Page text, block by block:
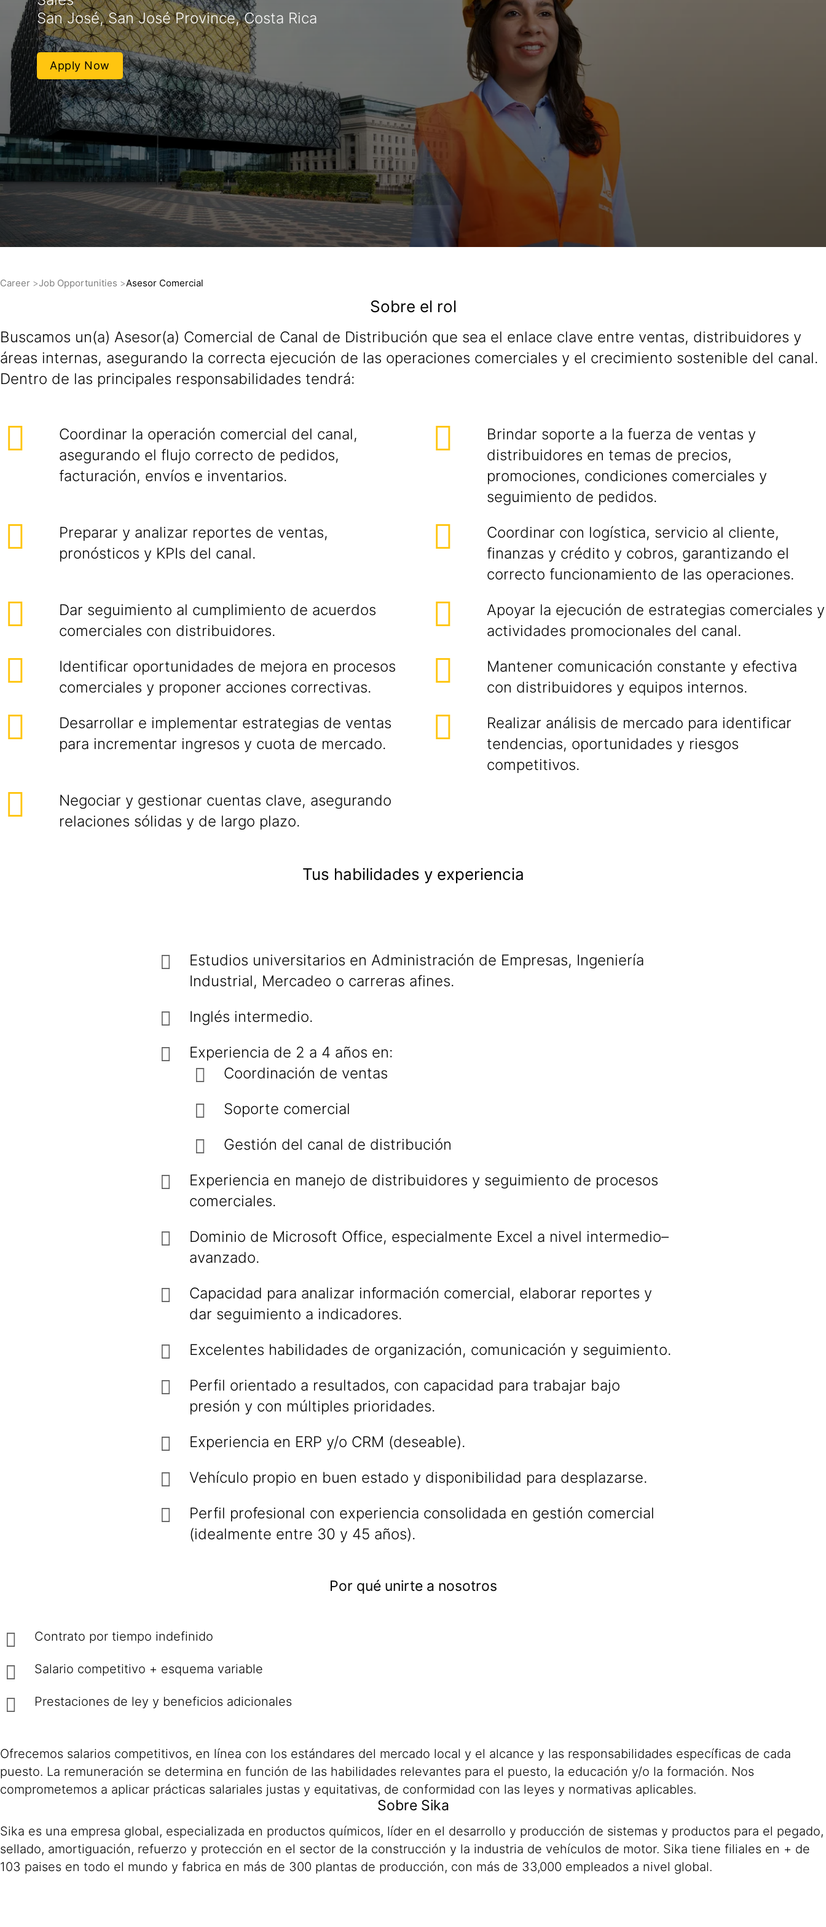
San José, San José Province, Costa Rica
Apply Now
Career Job Opportunities Asesor Comercial
Sobre el rol
Buscamos un(a) Asesor(a) Comercial de Canal de Distribución que sea el enlace clave entre ventas, distribuidores y
áreas internas, asegurando la correcta ejecución de las operaciones comerciales y el crecimiento sostenible del canal.
Dentro de las principales responsabilidades tendrá:
Coordinar la operación comercial del canal,
asegurando el flujo correcto de pedidos,
facturación, envíos e inventarios.
Brindar soporte a la fuerza de ventas y
distribuidores en temas de precios,
promociones, condiciones comerciales y
seguimiento de pedidos.
Preparar y analizar reportes de ventas,
pronósticos y KPIs del canal.
Coordinar con logística, servicio al cliente,
finanzas y crédito y cobros, garantizando el
correcto funcionamiento de las operaciones.
Dar seguimiento al cumplimiento de acuerdos
comerciales con distribuidores.
Apoyar la ejecución de estrategias comerciales y
actividades promocionales del canal.
Identificar oportunidades de mejora en procesos
comerciales y proponer acciones correctivas.
Mantener comunicación constante y efectiva
con distribuidores y equipos internos.
Desarrollar e implementar estrategias de ventas
para incrementar ingresos y cuota de mercado.
Realizar análisis de mercado para identificar
tendencias, oportunidades y riesgos
competitivos.
Negociar y gestionar cuentas clave, asegurando
relaciones sólidas y de largo plazo.
Tus habilidades y experiencia
Estudios universitarios en Administración de Empresas, Ingeniería
Industrial, Mercadeo o carreras afines.
Inglés intermedio.
Experiencia de 2 a 4 años en:
Coordinación de ventas
Soporte comercial
Gestión del canal de distribución
Experiencia en manejo de distribuidores y seguimiento de procesos
comerciales.
Dominio de Microsoft Office, especialmente Excel a nivel intermedio–
avanzado.
Capacidad para analizar información comercial, elaborar reportes y
dar seguimiento a indicadores.
Excelentes habilidades de organización, comunicación y seguimiento.
Perfil orientado a resultados, con capacidad para trabajar bajo
presión y con múltiples prioridades.
Experiencia en ERP y/o CRM (deseable).
Vehículo propio en buen estado y disponibilidad para desplazarse.
Perfil profesional con experiencia consolidada en gestión comercial
(idealmente entre 30 y 45 años).
Por qué unirte a nosotros
Contrato por tiempo indefinido
Salario competitivo + esquema variable
Prestaciones de ley y beneficios adicionales
Ofrecemos salarios competitivos, en línea con los estándares del mercado local y el alcance y las responsabilidades específicas de cada
puesto. La remuneración se determina en función de las habilidades relevantes para el puesto, la educación y/o la formación. Nos
comprometemos a aplicar prácticas salariales justas y equitativas, de conformidad con las leyes y normativas aplicables.
Sobre Sika
Sika es una empresa global, especializada en productos químicos, líder en el desarrollo y producción de sistemas y productos para el pegado,
sellado, amortiguación, refuerzo y protección en el sector de la construcción y la industria de vehículos de motor. Sika tiene filiales en + de
103 paises en todo el mundo y fabrica en más de 300 plantas de producción, con más de 33,000 empleados a nivel global.